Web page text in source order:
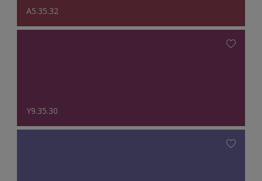
A5.35.32
Y9.35.30